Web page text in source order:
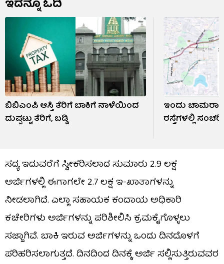
ಇದನ್ನೂ ಓದಿ
ಬಿಬಿಎಂಪಿ ಆಸ್ತಿ ತೆರಿಗೆ ಬಾಕಿಗೆ ನಾಳೆಯಿಂದ
ದುಪ್ಪಟ್ಟು ತೆರಿಗೆ, ಬಡ್ಡಿ
ಇಂದು
ರಸ್ತೆಗಳಲ್ಲಿ
ಸದ್ಯ ಇದುವರೆಗೆ ಸ್ವೀಕರಿಸಲಾದ ಸುಮಾರು 2.9 ಲಕ್ಷ
ಅರ್ಜಿಗಳಲ್ಲಿ ಈಗಾಗಲೇ 2.7 ಲಕ್ಷ ಇ-ಖಾತಾಗಳನ್ನು
ನೀಡಲಾಗಿದೆ. ಎಲ್ಲಾ ಸಹಾಯಕ ಕಂದಾಯ ಅಧಿಕಾರಿ
ಕಚೇರಿಗಳು ಅರ್ಜಿಗಳನ್ನು ಪರಿಶೀಲಿಸಿ ಕ್ರಮಕೈಗೊಳ್ಳಲು
ಸಜ್ಜಾಗಿವೆ. ಬಾಕಿ ಇರುವ ಅರ್ಜಿಗಳನ್ನು ಒಂದು ದಿನದೊಳಗೆ
ಪರಿಹರಿಸಲಾಗುತ್ತದೆ. ದಿನದಿಂದ ದಿನಕ್ಕೆ ಅರ್ಜಿ ಸಲ್ಲಿಸುತ್ತಿರುವವರ